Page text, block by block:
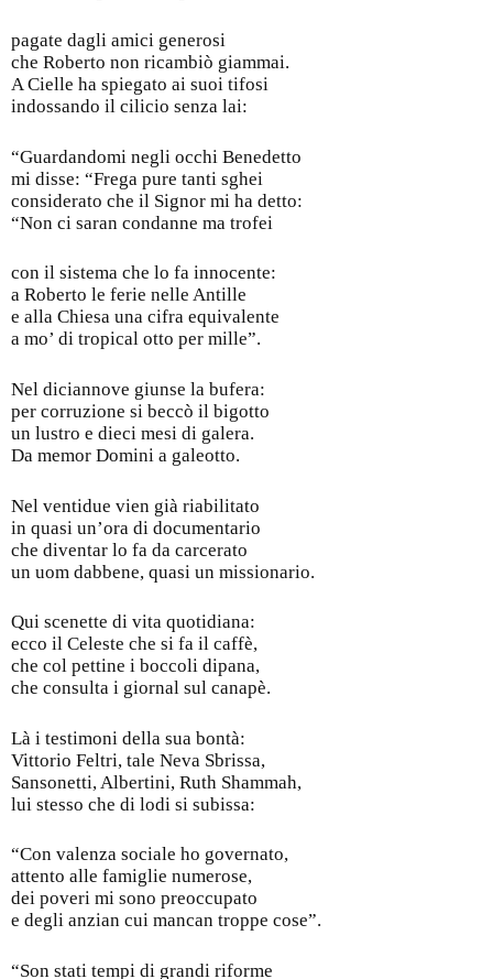
pagate dagli amici generosi
che Roberto non ricambiò giammai.
A Cielle ha spiegato ai suoi tifosi
indossando il cilicio senza lai:
“Guardandomi negli occhi Benedetto
mi disse: “Frega pure tanti sghei
considerato che il Signor mi ha detto:
“Non ci saran condanne ma trofei
con il sistema che lo fa innocente:
a Roberto le ferie nelle Antille
e alla Chiesa una cifra equivalente
a mo’ di tropical otto per mille”.
Nel diciannove giunse la bufera:
per corruzione si beccò il bigotto
un lustro e dieci mesi di galera.
Da memor Domini a galeotto.
Nel ventidue vien già riabilitato
in quasi un’ora di documentario
che diventar lo fa da carcerato
un uom dabbene, quasi un missionario.
Qui scenette di vita quotidiana:
ecco il Celeste che si fa il caffè,
che col pettine i boccoli dipana,
che consulta i giornal sul canapè.
Là i testimoni della sua bontà:
Vittorio Feltri, tale Neva Sbrissa,
Sansonetti, Albertini, Ruth Shammah,
lui stesso che di lodi si subissa:
“Con valenza sociale ho governato,
attento alle famiglie numerose,
dei poveri mi sono preoccupato
e degli anzian cui mancan troppe cose”.
“Son stati tempi di grandi riforme